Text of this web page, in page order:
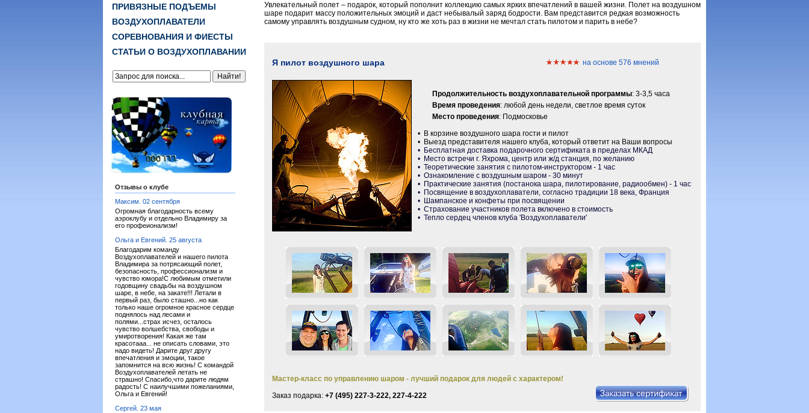
ПРИВЯЗНЫЕ ПОДЪЕМЫ
ВОЗДУХОПЛАВАТЕЛИ
СОРЕВНОВАНИЯ И ФИЕСТЫ
СТАТЬИ О ВОЗДУХОПЛАВАНИИ
Отзывы о клубе
Максим. 02 сентября
Огромная благодарность всему
аэроклубу и отдельно Владимиру за
его профеионализм!
Ольга и Евгений. 25 августа
Благодарим команду
Воздухоплавателей и нашего пилота
Владимира за потрясающий полет,
безопасность, профессионализм и
чувство юмора!С любимым отметили
годовщину свадьбы на воздушном
шаре, в небе, на закате!!! Летали в
первый раз, было сташно...но как
только наше огромное красное сердце
поднялось над лесами и
полями...страх исчез, осталось
чувство волшебства, свободы и
умиротворения! Какая же там
красотааа... не описать словами, это
надо видеть! Дарите друг другу
впечатления и эмоции, такое
запомнится на всю жизнь! С командой
Воздухоплавателей летать не
страшно! Спасибо,что дарите людям
радость! С наилучшими пожеланиями,
Ольга и Евгений!
Сергей. 23 мая
Увлекательный полет – подарок, который пополнит коллекцию самых ярких впечатлений в вашей жизни. Полет на воздушном
шаре подарит массу положительных эмоций и даст небывалый заряд бодрости. Вам представится редкая возможность
самому управлять воздушным судном, ну кто же хоть раз в жизни не мечтал стать пилотом и парить в небе?
Я пилот воздушного шара на основе 576 мнений
Продолжительность воздухоплавательной программы: 3-3,5 часа
Время проведения: любой день недели, светлое время суток
Место проведения: Подмосковье
• В корзине воздушного шара гости и пилот
• Выезд представителя нашего клуба, который ответит на Ваши вопросы
• Бесплатная доставка подарочного сертификата в пределах МКАД
• Место встречи г. Яхрома, центр или ж/д станция, по желанию
• Теоретические занятия с пилотом-инструктором - 1 час
• Ознакомление с воздушным шаром - 30 минут
• Практические занятия (постанока шара, пилотирование, радиообмен) - 1 час
• Посвящение в воздухоплаватели, согласно традиции 18 века, Франция
• Шампанское и конфеты при посвящении
• Страхование участников полета включено в стоимость
• Тепло сердец членов клуба 'Воздухоплаватели'
Мастер-класс по управлению шаром - лучший подарок для людей с характером!
Заказ подарка: +7 (495) 227-3-222, 227-4-222